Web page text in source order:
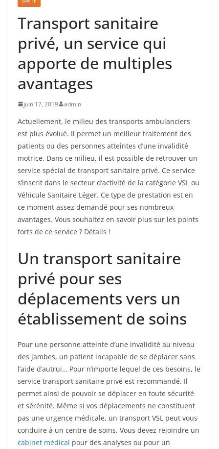
Transport sanitaire
privé, un service qui
apporte de multiples
avantages
juin 17, 2019 admin
Actuellement, le milieu des transports ambulanciers
est plus évolué. Il permet un meilleur traitement des
patients ou des personnes atteintes d’une invalidité
motrice. Dans ce milieu, il est possible de retrouver un
service spécial de transport sanitaire privé. Ce service
s’inscrit dans le secteur d’activité de la catégorie VSL ou
Véhicule Sanitaire Léger. Ce type de prestation est en
ce moment assez demandé pour ses nombreux
avantages. Vous souhaitez en savoir plus sur les points
forts de ce service ? Détails !
Un transport sanitaire
privé pour ses
déplacements vers un
établissement de soins
Pour une personne atteinte d’une invalidité au niveau
des jambes, un patient incapable de se déplacer sans
l’aide d’autrui… Pour n’importe lequel de ces besoins, le
service transport sanitaire privé est recommandé. Il
permet ainsi de pouvoir se déplacer en toute sécurité
et sérénité. Même si vos déplacements ne constituent
pas une urgence médicale, un transport VSL peut vous
conduire à un centre de soins. Vous devez rejoindre un
cabinet médical pour des analyses ou pour un